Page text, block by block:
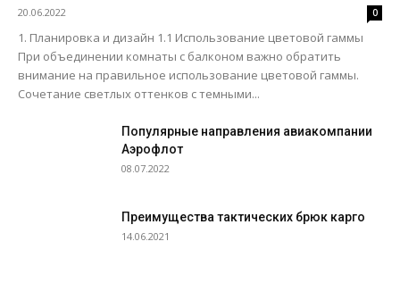
20.06.2022 0
1. Планировка и дизайн 1.1 Использование цветовой гаммы
При объединении комнаты с балконом важно обратить
внимание на правильное использование цветовой гаммы.
Сочетание светлых оттенков с темными...
Популярные направления авиакомпании
Аэрофлот
08.07.2022
Преимущества тактических брюк карго
14.06.2021